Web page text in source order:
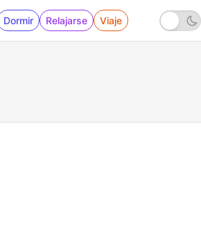
Dormir Relajarse Viaje